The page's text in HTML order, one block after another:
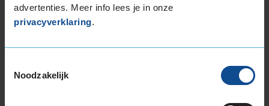
advertenties. Meer info lees je in onze
privacyverklaring.
Noodzakelijk
APK Breda
KwikFit is de grootste RDW-erkende APK
keuringsinstantie van Nederland... én van Breda.